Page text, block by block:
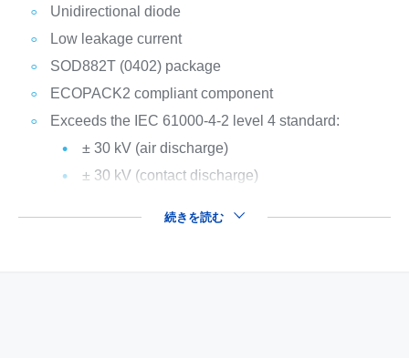
Unidirectional diode
Low leakage current
SOD882T (0402) package
ECOPACK2 compliant component
Exceeds the IEC 61000-4-2 level 4 standard:
± 30 kV (air discharge)
± 30 kV (contact discharge)
続きを読む